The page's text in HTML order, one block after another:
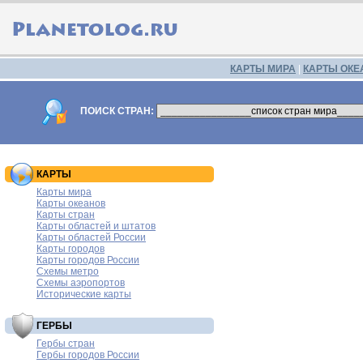
КАРТЫ МИРА КАРТЫ
ПОИСК СТРАН:
КАРТЫ
Карты мира
Карты океанов
Карты стран
Карты областей и штатов
Карты областей России
Карты городов
Карты городов России
Схемы метро
Схемы аэропортов
Исторические карты
ГЕРБЫ
Гербы стран
Гербы городов России